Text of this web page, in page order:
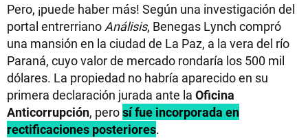
Pero, ¡puede haber más! Según una investigación del
portal entrerrianoAnálisis, Benegas Lynch compró
una mansión en la ciudad de La Paz, a la vera del río
Paraná, cuyo valor de mercado rondaría los 500 mil
dólares. La propiedad no habría aparecido en su
primera declaración jurada ante la Oficina
Anticorrupción, perosí fue incorporada en
rectificaciones posteriores.